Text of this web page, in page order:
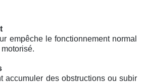
empêche le fonctionnement normal
accumuler des obstructions ou subir